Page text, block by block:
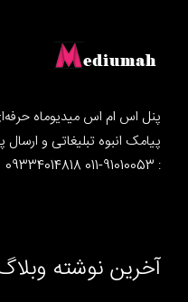
پنل اس ام اس میدیوماه
پیامک انبوه تبلیغاتی و
: 91010053-011 09334014818
آخرین نوشته